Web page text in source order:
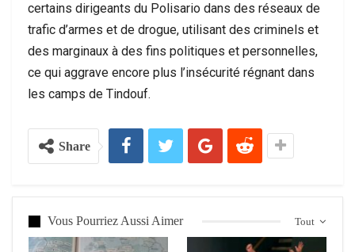
certains dirigeants du Polisario dans des réseaux de
trafic d’armes et de drogue, utilisant des criminels et
des marginaux à des fins politiques et personnelles,
ce qui aggrave encore plus l’insécurité régnant dans
les camps de Tindouf.
Share
Tout
Vous Pourriez Aussi Aimer